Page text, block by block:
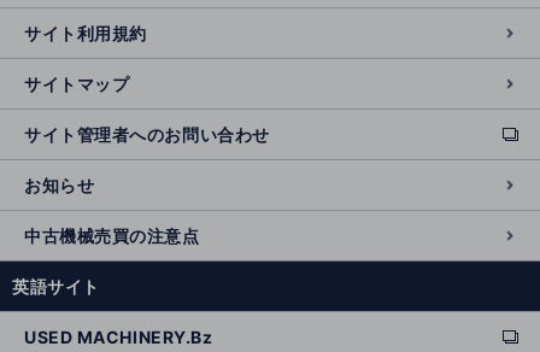
si
t
e
サイト利用規約
サイトマップ
サイト管理者へのお問い合わせ
ext
e
r
n
al
si
e
お知らせ
中古機械売買の注意点
英語サイト
USED MACHINERY.Bz ext